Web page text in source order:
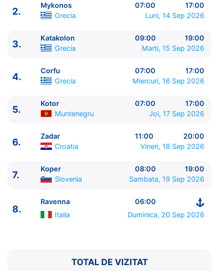
ITINERARIU
Ziua | Portul | Sosire - Plecare
----------------------------------------
1. Pireu, Atena Grecia
Katakolon
09:00 - 19:00
4.
Corfu Grecia 07:00 - 17:00
6.
Zadar Croatia
7. Koper Slovenia
08:00 - 19:00
2.
Mykonos 07:00
17:00
Grecia
Luni, 14 Sep 2026
3.
Katakolon 09:00
19:00
Grecia
Marti, 15 Sep 2026
4.
Corfu 07:00
17:00
Grecia
Miercuri, 16 Sep 2026
5.
Kotor 07:00
17:00
Muntenegru
Joi, 17 Sep 2026
6.
Zadar 11:00
20:00
Croatia
Vineri, 18 Sep 2026
7.
Koper 08:00
19:00
Slovenia
Sambata, 19 Sep 2026
8.
Ravenna
06:00
Italia
Duminica, 20 Sep 2026
TOTAL DE VIZITAT